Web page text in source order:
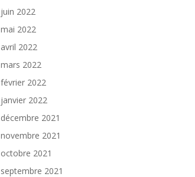
juin 2022
mai 2022
avril 2022
mars 2022
février 2022
janvier 2022
décembre 2021
novembre 2021
octobre 2021
septembre 2021